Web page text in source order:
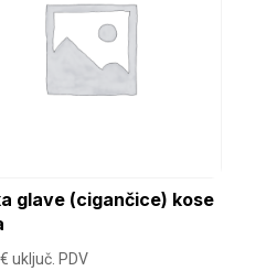
glave (cigančice) kose
€ uključ. PDV